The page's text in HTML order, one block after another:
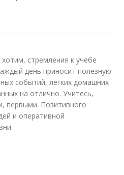
стремления к учебе
день приносит полезную
событий, легких домашних
на отлично. Учитесь,
первыми. Позитивного
и оперативной